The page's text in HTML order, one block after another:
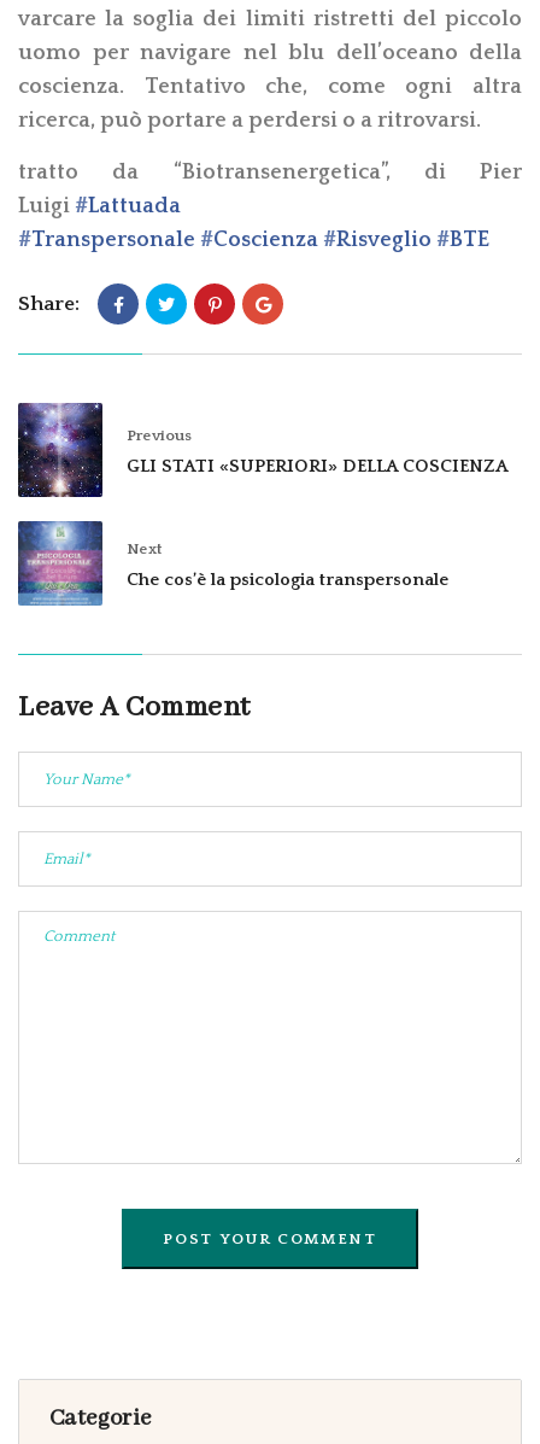
varcare la soglia dei limiti ristretti del piccolo
uomo per navigare nel blu dell’oceano della
coscienza. Tentativo che, come ogni altra
ricerca, può portare a perdersi o a ritrovarsi.
tratto da “Biotransenergetica”, di Pier
Luigi ‪#‎Lattuada‬
‪#‎Transpersonale‬ ‪#‎Coscienza‬ ‪#‎Risveglio‬ ‪#‎BTE‬
Share:
Previous
GLI STATI «SUPERIORI» DELLA COSCIENZA
Next
Che cos’è la psicologia transpersonale
Leave A Comment
Categorie